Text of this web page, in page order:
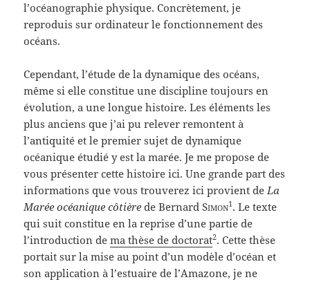
l’océanographie physique. Concrètement, je
reproduis sur ordinateur le fonctionnement des
océans.
Cependant, l’étude de la dynamique des océans,
même si elle constitue une discipline toujours en
évolution, a une longue histoire. Les éléments les
plus anciens que j’ai pu relever remontent à
l’antiquité et le premier sujet de dynamique
océanique étudié y est la marée. Je me propose de
vous présenter cette histoire ici. Une grande part des
informations que vous trouverez ici provient deLa
Marée océanique côtière de BernardSimon1. Le texte
qui suit constitue en la reprise d’une partie de
l’introduction dema thèse de doctorat2. Cette thèse
portait sur la mise au point d’un modèle d’océan et
son application à l’estuaire de l’Amazone, je ne